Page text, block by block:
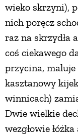
wieko skrzyni),
nich poręcz
raz na skrzydła
coś ciekawego
przycina,
kasztanowy
winnicach)
Dwie wielkie
wezgłowie